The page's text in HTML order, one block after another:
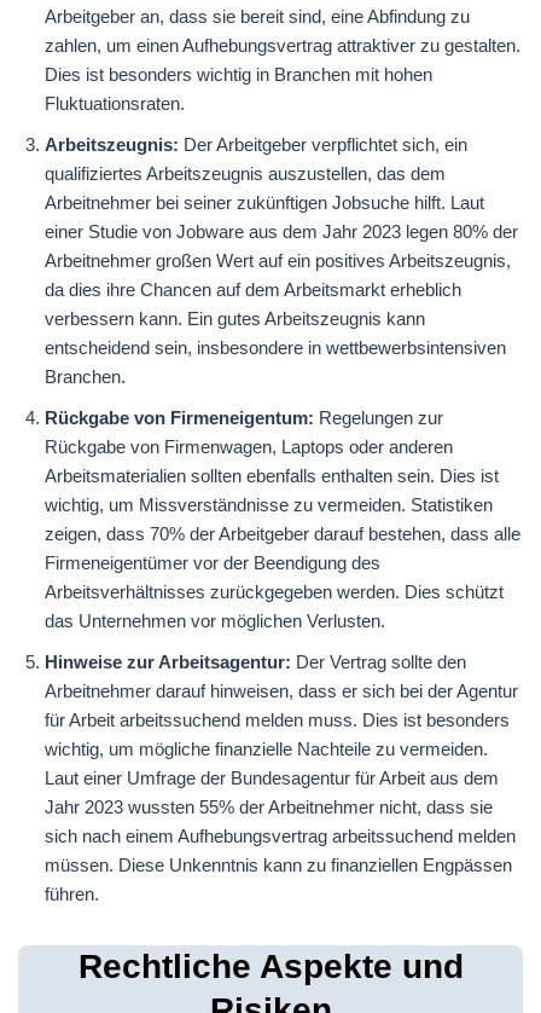
Arbeitgeber an, dass sie bereit sind, eine Abfindung zu
zahlen, um einen Aufhebungsvertrag attraktiver zu gestalten.
Dies ist besonders wichtig in Branchen mit hohen
Fluktuationsraten.
Arbeitszeugnis: Der Arbeitgeber verpflichtet sich, ein
qualifiziertes Arbeitszeugnis auszustellen, das dem
Arbeitnehmer bei seiner zukünftigen Jobsuche hilft. Laut
einer Studie von Jobware aus dem Jahr 2023 legen 80% der
Arbeitnehmer großen Wert auf ein positives Arbeitszeugnis,
da dies ihre Chancen auf dem Arbeitsmarkt erheblich
verbessern kann. Ein gutes Arbeitszeugnis kann
entscheidend sein, insbesondere in wettbewerbsintensiven
Branchen.
Rückgabe von Firmeneigentum: Regelungen zur
Rückgabe von Firmenwagen, Laptops oder anderen
Arbeitsmaterialien sollten ebenfalls enthalten sein. Dies ist
wichtig, um Missverständnisse zu vermeiden. Statistiken
zeigen, dass 70% der Arbeitgeber darauf bestehen, dass alle
Firmeneigentümer vor der Beendigung des
Arbeitsverhältnisses zurückgegeben werden. Dies schützt
das Unternehmen vor möglichen Verlusten.
Hinweise zur Arbeitsagentur: Der Vertrag sollte den
Arbeitnehmer darauf hinweisen, dass er sich bei der Agentur
für Arbeit arbeitssuchend melden muss. Dies ist besonders
wichtig, um mögliche finanzielle Nachteile zu vermeiden.
Laut einer Umfrage der Bundesagentur für Arbeit aus dem
Jahr 2023 wussten 55% der Arbeitnehmer nicht, dass sie
sich nach einem Aufhebungsvertrag arbeitssuchend melden
müssen. Diese Unkenntnis kann zu finanziellen Engpässen
führen.
Rechtliche Aspekte und